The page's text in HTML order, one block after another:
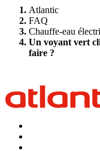
Atlantic
FAQ
Chauffe-eau
Un voyant vert
faire ?